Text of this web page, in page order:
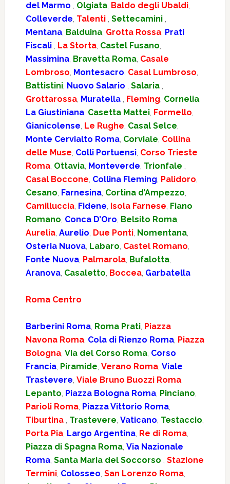
del Marmo , Olgiata, Baldo degli Ubaldi,
Colleverde, Talenti , Settecamini ,
Mentana, Balduina, Grotta Rossa, Prati
Fiscali , La Storta, Castel Fusano,
Massimina, Bravetta Roma, Casale
Lombroso, Montesacro, Casal Lumbroso,
Battistini, Nuovo Salario , Salaria ,
Grottarossa, Muratella , Fleming, Cornelia,
La Giustiniana, Casetta Mattei, Formello,
Gianicolense, Le Rughe, Casal Selce,
Monte Cervialto Roma, Corviale, Collina
delle Muse, Colli Portuensi, Corso Trieste
Roma, Ottavia, Monteverde, Trionfale ,
Casal Boccone, Collina Fleming, Palidoro,
Cesano, Farnesina, Cortina d’Ampezzo,
Camilluccia, Fidene, Isola Farnese, Fiano
Romano, Conca D’Oro, Belsito Roma,
Aurelia, Aurelio, Due Ponti, Nomentana,
Osteria Nuova, Labaro, Castel Romano,
Fonte Nuova, Palmarola, Bufalotta,
Aranova, Casaletto, Boccea, Garbatella
Roma Centro
Barberini Roma, Roma Prati, Piazza
Navona Roma, Cola di Rienzo Roma, Piazza
Bologna, Via del Corso Roma, Corso
Francia, Piramide, Verano Roma, Viale
Trastevere, Viale Bruno Buozzi Roma,
Lepanto, Piazza Bologna Roma, Pinciano,
Parioli Roma, Piazza Vittorio Roma,
Tiburtina , Trastevere, Vaticano, Testaccio,
Porta Pia, Largo Argentina, Re di Roma,
Piazza di Spagna Roma, Via Nazionale
Roma, Santa Maria del Soccorso , Stazione
Termini, Colosseo, San Lorenzo Roma,